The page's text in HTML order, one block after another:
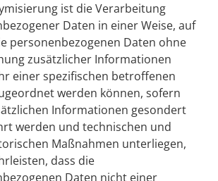
ist die Verarbeitung
Daten in einer Weise, auf
personenbezogenen Daten ohne
zusätzlicher Informationen
einer spezifischen betroffenen
werden können, sofern
Informationen gesondert
werden und technischen und
Maßnahmen unterliegen,
dass die
Daten nicht einer